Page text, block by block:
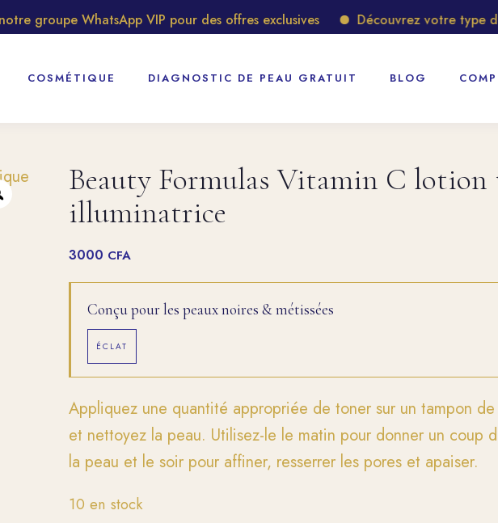
groupe WhatsApp VIP pour des offres exclusives Découvrez votre type de
COSMÉTIQUE DIAGNOSTIC DE PEAU GRATUIT BLOG
Beauty Formulas Vitamin C lotion
illuminatrice
3000 CFA
Conçu pour les peaux noires & métissées
ÉCLAT
Appliquez une quantité appropriée de toner sur un tampon
et nettoyez la peau. Utilisez-le le matin pour donner un coup
la peau et le soir pour affiner, resserrer les pores et apaiser.
10 en stock